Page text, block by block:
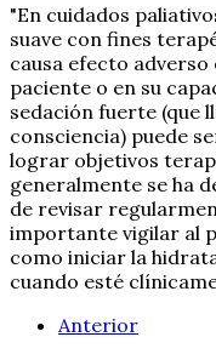
"En cuidados
suave con fines
causa efecto adverso
paciente o en su
sedación fuerte (que
consciencia) puede
lograr objetivos
generalmente se ha
de revisar
importante vigilar al
como iniciar la
cuando esté
Anterior